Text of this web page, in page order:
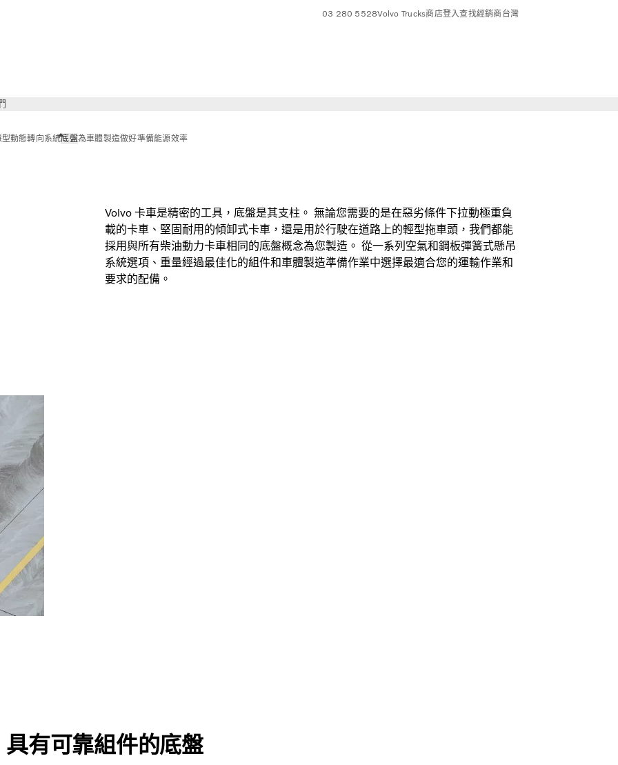
03 280 5528Volvo Trucks商店登入查找經銷商 台灣
動態轉向系統底盤為車體製造做好準備能源效率
Volvo 卡車是精密的工具，底盤是其支柱。 無論您需要的是在惡劣條件下拉動極重負
載的卡車、堅固耐用的傾卸式卡車，還是用於行駛在道路上的輕型拖車頭，我們都能
採用與所有柴油動力卡車相同的底盤概念為您製造。 從一系列空氣和鋼板彈簧式懸吊
系統選項、重量經過最佳化的組件和車體製造準備作業中選擇最適合您的運輸作業和
要求的配備。
具有可靠組件的底盤